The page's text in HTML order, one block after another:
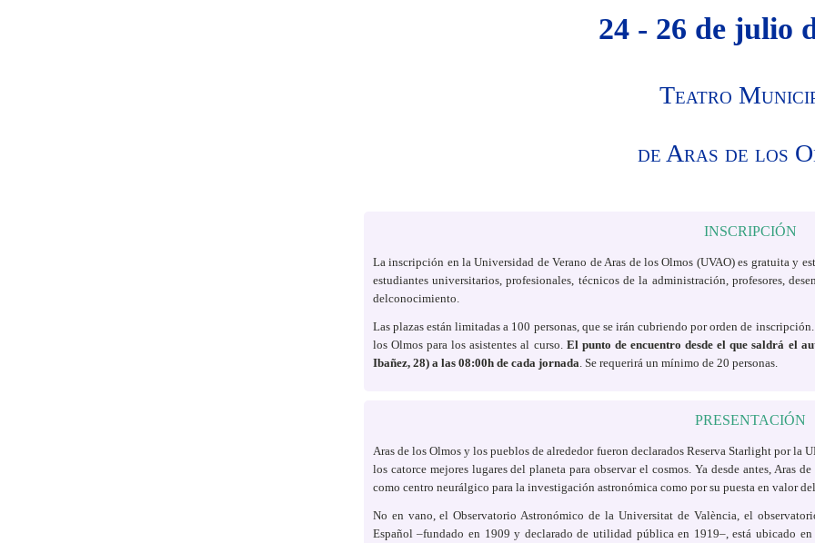
24 - 26 de julio
Teatro
de Aras de los
INSCRIPCIÓN
La inscripción en la Universidad de Verano de Aras de los Olmos (UVAO) es gratuita y
estudiantes universitarios, profesionales, técnicos de la administración, profesores,
delconocimiento.
Las plazas están limitadas a 100 personas, que se irán cubriendo por orden de
los Olmos para los asistentes al curso. El punto de encuentro desde el que saldrá el
Ibañez, 28) a las 08:00h de cada jornada . Se requerirá un mínimo de 20 personas.
PRESENTACIÓN
Aras de los Olmos y los pueblos de alrededor fueron declarados Reserva Starlight por la
los catorce mejores lugares del planeta para observar el cosmos. Ya desde antes, Aras
como centro neurálgico para la investigación astronómica como por su puesta en valor
No en vano, el Observatorio Astronómico de la Universitat de València, el
Español –fundado en 1909 y declarado de utilidad pública en 1919–, está ubicado